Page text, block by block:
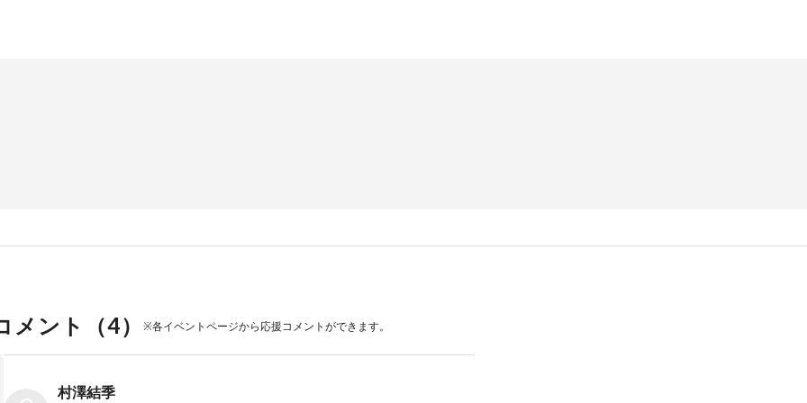
メント（4） ※各イベントページから応援コメントができます。
村澤結季